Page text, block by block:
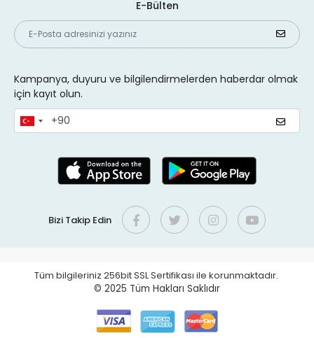
E-Bülten
Kampanya, duyuru ve bilgilendirmelerden haberdar olmak
için kayıt olun.
Bizi Takip Edin
Tüm bilgileriniz 256bit SSL Sertifikası ile korunmaktadır.
© 2025 Tüm Hakları Saklıdır